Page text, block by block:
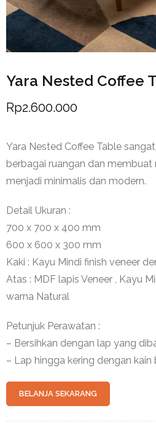
Yara Nested Coffee
Rp2.600.000
Yara Nested Coffee Table
berbagai ruangan dan membuat
menjadi minimalis dan modern.
Detail Ukuran :
700 x 700 x 400 mm
600 x 600 x 300 mm
Kaki : Kayu Mindi finish veneer
Atas : MDF lapis Veneer , Kayu
warna Natural
Petunjuk Perawatan :
– Bersihkan dengan lap yang
– Lap hingga kering dengan kain
BELANJA SEKARANG